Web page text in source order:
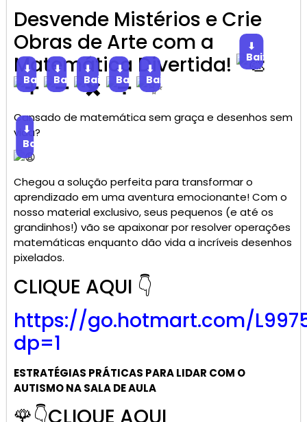
Desvende Mistérios e Crie
Obras de Arte com a
Matemática Divertida!
⬇
Baixar
⬇
Baixar
⬇
Baixar
⬇
Baixar
⬇
Baixar
⬇
Baixar
Cansado de matemática sem graça e desenhos sem
vida?
⬇
Baixar
Chegou a solução perfeita para transformar o
aprendizado em uma aventura emocionante! Com o
nosso material exclusivo, seus pequenos (e até os
grandinhos!) vão se apaixonar por resolver operações
matemáticas enquanto dão vida a incríveis desenhos
pixelados.
CLIQUE AQUI 👇
https://go.hotmart.com/
dp=1
ESTRATÉGIAS PRÁTICAS PARA LIDAR COM O
AUTISMO NA SALA DE AULA